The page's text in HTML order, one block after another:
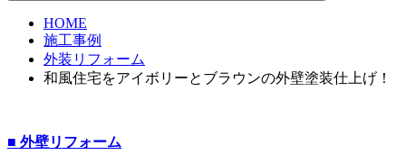
HOME
施工事例
外装リフォーム
和風住宅をアイボリーとブラウンの外壁塗装仕上げ！
■ 外壁リフォーム